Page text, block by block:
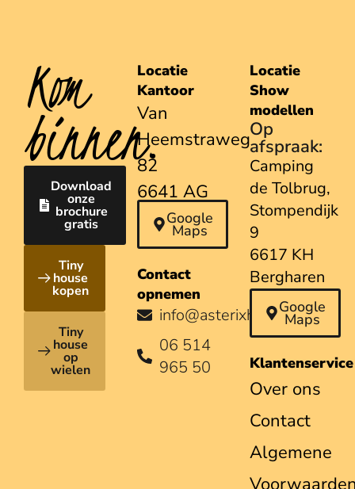
Kom
binnen.
Download
onze
brochure
gratis
Tiny
house
kopen
Tiny
house
op
wielen
Locatie
Kantoor
Van
Heemstraweg
82
6641 AG
Beuningen
Google
Maps
Contact
opnemen
info@asterixhouses.nl
06 514
965 50
Locatie
Show
modellen
Op
afspraak:
Camping
de Tolbrug,
Stompendijk
9
6617 KH
Bergharen
Google
Maps
Klantenservice
Over ons
Contact
Algemene